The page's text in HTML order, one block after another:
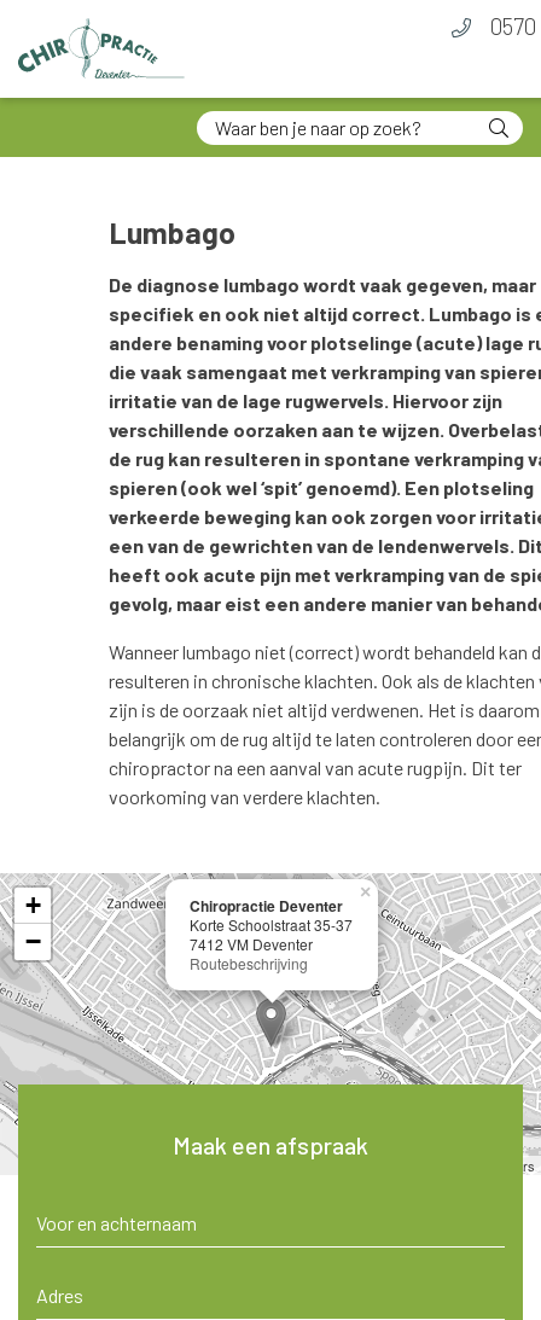
0570
Lumbago
De diagnose lumbago wordt vaak gegeven,
specifiek en ook niet altijd correct. Lumbago is
andere benaming voor plotselinge (acute) lage
die vaak samengaat met verkramping van
irritatie van de lage rugwervels. Hiervoor zijn
verschillende oorzaken aan te wijzen.
de rug kan resulteren in spontane verkramping
spieren (ook wel ‘spit’ genoemd). Een plotseling
verkeerde beweging kan ook zorgen voor
een van de gewrichten van de lendenwervels.
heeft ook acute pijn met verkramping van de
gevolg, maar eist een andere manier van
Wanneer lumbago niet (correct) wordt behandeld kan
resulteren in chronische klachten. Ook als de
zijn is de oorzaak niet altijd verdwenen. Het is daarom
belangrijk om de rug altijd te laten controleren door
chiropractor na een aanval van acute rugpijn. Dit ter
voorkoming van verdere klachten.
Chiropractie Deventer
Korte Schoolstraat 35-37
7412 VM Deventer
Routebeschrijving
×
+
−
Leaflet contributors
Maak een afspraak